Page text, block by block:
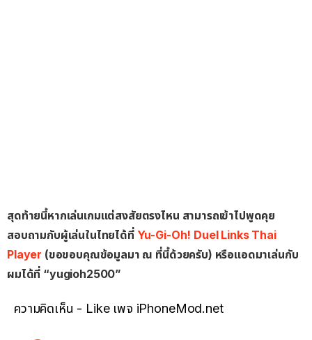
สุดท้ายนี้หากเล่นเกมแต่สงสัยตรงไหน สามารถเข้าไปพูดคุย
สอบถามกับผู้เล่นในไทยได้ที่ Yu-Gi-Oh! Duel Links Thai
Player (ขอขอบคุณข้อมูลมา ณ ที่นี้ด้วยครับ) หรือแอดมาเล่นกับ
ผมได้ที่ “yugioh2500”
ความคิดเห็น - Like เพจ iPhoneMod.net